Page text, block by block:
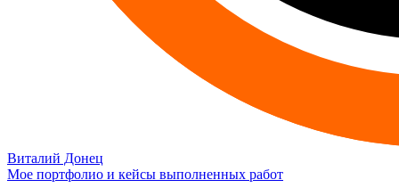
Виталий Донец
Мое портфолио и кейсы выполненных работ